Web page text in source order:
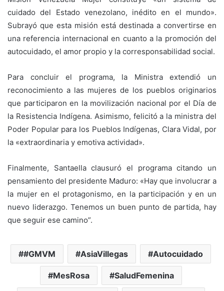
cuidado del Estado venezolano, inédito en el mundo».
Subrayó que esta misión está destinada a convertirse en
una referencia internacional en cuanto a la promoción del
autocuidado, el amor propio y la corresponsabilidad social.
Para concluir el programa, la Ministra extendió un
reconocimiento a las mujeres de los pueblos originarios
que participaron en la movilización nacional por el Día de
la Resistencia Indígena. Asimismo, felicitó a la ministra del
Poder Popular para los Pueblos Indígenas, Clara Vidal, por
la «extraordinaria y emotiva actividad».
Finalmente, Santaella clausuró el programa citando un
pensamiento del presidente Maduro: «Hay que involucrar a
la mujer en el protagonismo, en la participación y en un
nuevo liderazgo. Tenemos un buen punto de partida, hay
que seguir ese camino”.
#GMVM AsiaVillegas Autocuidado
MesRosa SaludFemenina